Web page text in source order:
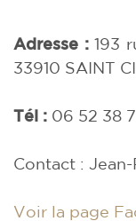
Adresse :193
33910 SAINT
Tél : 06 52 38
Contact :
Voir la page